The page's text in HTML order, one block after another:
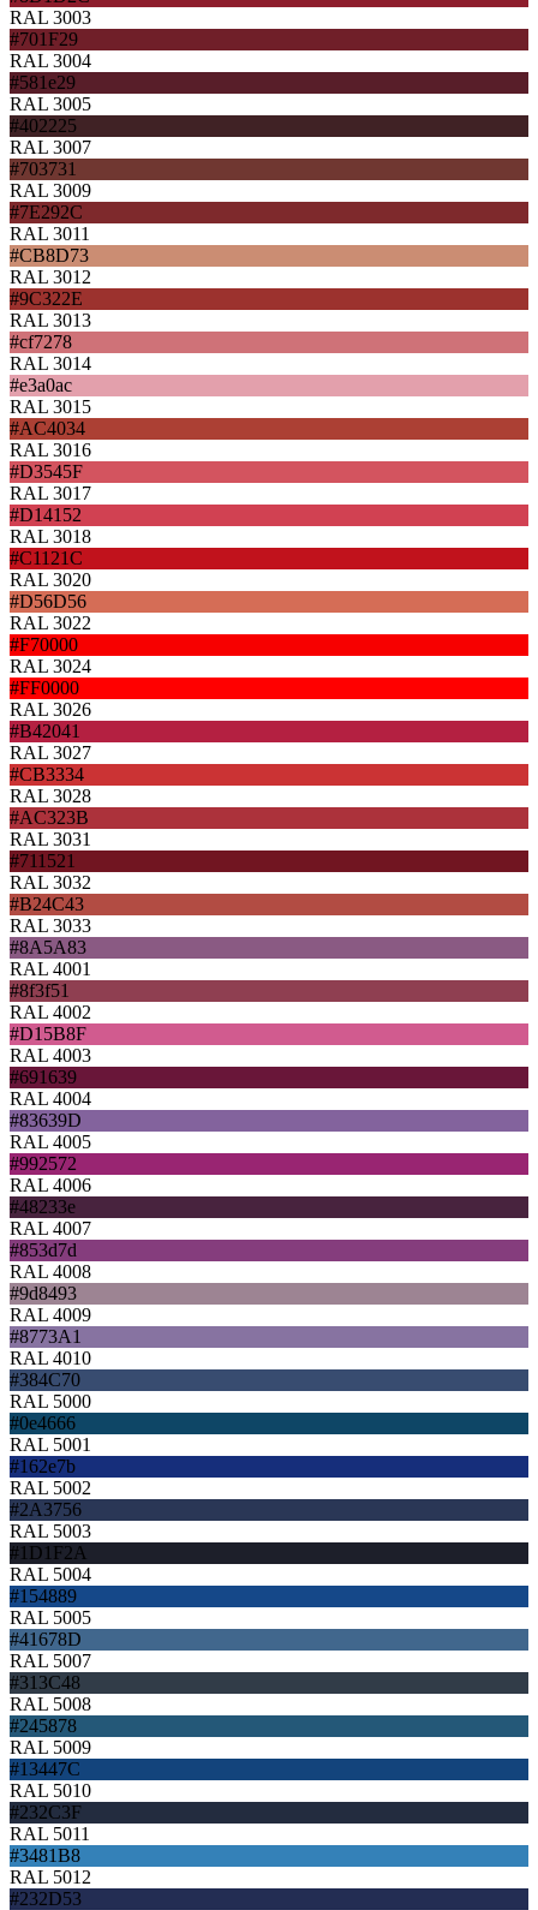
RAL 3003
#701F29
RAL 3004
#581e29
RAL 3005
#402225
RAL 3007
#703731
RAL 3009
#7E292C
RAL 3011
#CB8D73
RAL 3012
#9C322E
RAL 3013
#cf7278
RAL 3014
#e3a0ac
RAL 3015
#AC4034
RAL 3016
#D3545F
RAL 3017
#D14152
RAL 3018
#C1121C
RAL 3020
#D56D56
RAL 3022
#F70000
RAL 3024
#FF0000
RAL 3026
#B42041
RAL 3027
#CB3334
RAL 3028
#AC323B
RAL 3031
#711521
RAL 3032
#B24C43
RAL 3033
#8A5A83
RAL 4001
#8f3f51
RAL 4002
#D15B8F
RAL 4003
#691639
RAL 4004
#83639D
RAL 4005
#992572
RAL 4006
#48233e
RAL 4007
#853d7d
RAL 4008
#9d8493
RAL 4009
#8773A1
RAL 4010
#384C70
RAL 5000
#0e4666
RAL 5001
#162e7b
RAL 5002
#2A3756
RAL 5003
#1D1F2A
RAL 5004
#154889
RAL 5005
#41678D
RAL 5007
#313C48
RAL 5008
#245878
RAL 5009
#13447C
RAL 5010
#232C3F
RAL 5011
#3481B8
RAL 5012
#232D53